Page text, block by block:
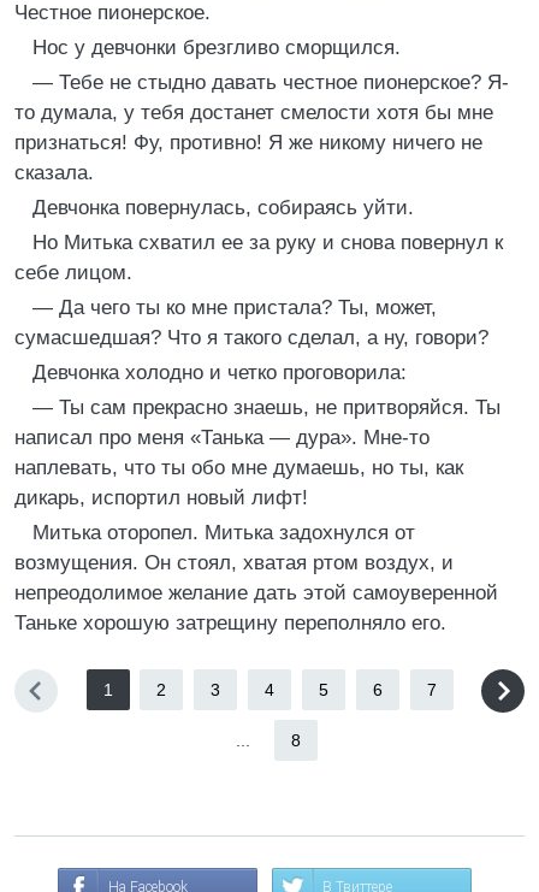
Честное пионерское.
Нос у девчонки брезгливо сморщился.
— Тебе не стыдно давать честное пионерское? Я-
то думала, у тебя достанет смелости хотя бы мне
признаться! Фу, противно! Я же никому ничего не
сказала.
Девчонка повернулась, собираясь уйти.
Но Митька схватил ее за руку и снова повернул к
себе лицом.
— Да чего ты ко мне пристала? Ты, может,
сумасшедшая? Что я такого сделал, а ну, говори?
Девчонка холодно и четко проговорила:
— Ты сам прекрасно знаешь, не притворяйся. Ты
написал про меня «Танька — дура». Мне-то
наплевать, что ты обо мне думаешь, но ты, как
дикарь, испортил новый лифт!
Митька оторопел. Митька задохнулся от
возмущения. Он стоял, хватая ртом воздух, и
непреодолимое желание дать этой самоуверенной
Таньке хорошую затрещину переполняло его.
1 2 3 4 5 6 7
8
На Facebook В Твиттере